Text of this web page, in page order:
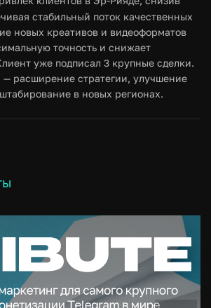
стабильный поток качественных
новых креативов и видеоформатов
точность и снижает
уже подписал 3 крупные сделки.
расширение стратегии, улучшение
в новых регионах.